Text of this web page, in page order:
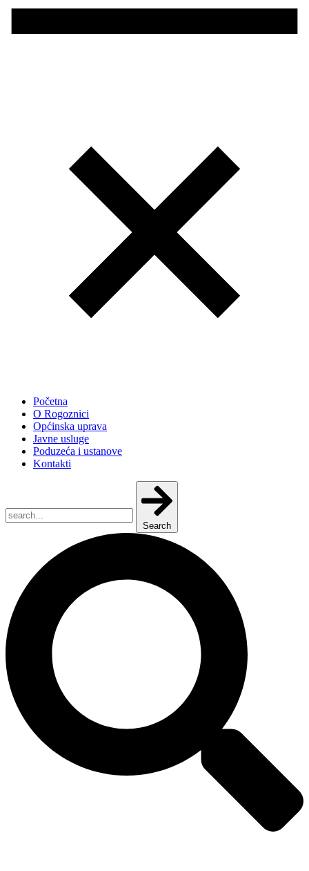
Početna
O Rogoznici
Općinska uprava
Javne usluge
Poduzeća i ustanove
Kontakti
Search